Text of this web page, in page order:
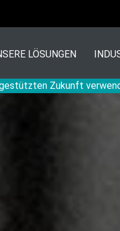
Zukunft
LÖSUNGEN